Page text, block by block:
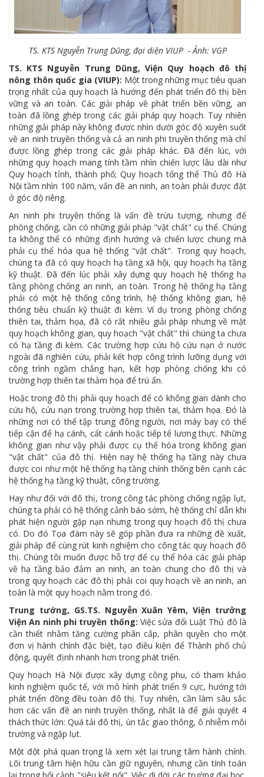
TS. KTS Nguyễn Trung Dũng, đại diện VIUP - Ảnh: VGP
TS. KTS Nguyễn Trung Dũng, Viện Quy hoạch đô thị
nông thôn quốc gia (VIUP): Một trong những mục tiêu quan
trọng nhất của quy hoạch là hướng đến phát triển đô thị bền
vững và an toàn. Các giải pháp về phát triển bền vững, an
toàn đã lồng ghép trong các giải pháp quy hoạch. Tuy nhiên
những giải pháp này không được nhìn dưới góc độ xuyên suốt
về an ninh truyền thống và cả an ninh phi truyền thống mà chỉ
được lồng ghép trong các giải pháp khác. Đã đến lúc, với
những quy hoạch mang tính tầm nhìn chiến lược lâu dài như
Quy hoạch tỉnh, thành phố; Quy hoạch tổng thể Thủ đô Hà
Nội tầm nhìn 100 năm, vấn đề an ninh, an toàn phải được đặt
ở góc độ riêng.
An ninh phi truyền thống là vấn đề trừu tượng, nhưng để
phòng chống, cần có những giải pháp "vật chất" cụ thể. Chúng
ta không thể có những định hướng và chiến lược chung mà
phải cụ thể hóa qua hệ thống "vật chất". Trong quy hoạch,
chúng ta đã có quy hoạch hạ tầng xã hội, quy hoạch hạ tầng
kỹ thuật. Đã đến lúc phải xây dựng quy hoạch hệ thống hạ
tầng phòng chống an ninh, an toàn. Trong hệ thống hạ tầng
phải có một hệ thống công trình, hệ thống không gian, hệ
thống tiêu chuẩn kỹ thuật đi kèm. Ví dụ trong phòng chống
thiên tai, thảm họa, đã có rất nhiều giải pháp nhưng về mặt
quy hoạch không gian, quy hoạch "vật chất" thì chúng ta chưa
có hạ tầng đi kèm. Các trường hợp cứu hộ cứu nạn ở nước
ngoài đã nghiên cứu, phải kết hợp công trình lưỡng dụng với
công trình ngầm chẳng hạn, kết hợp phòng chống khi có
trường hợp thiên tai thảm họa để trú ẩn.
Hoặc trong đô thị phải quy hoạch để có không gian dành cho
cứu hộ, cứu nạn trong trường hợp thiên tai, thảm họa. Đó là
những nơi có thể tập trung đông người, nơi máy bay có thể
tiếp cận để hạ cánh, cất cánh hoặc tiếp tế lương thực. Những
không gian như vậy phải được cụ thể hóa trong không gian
"vật chất" của đô thị. Hiện nay hệ thống hạ tầng này chưa
được coi như một hệ thống hạ tầng chính thống bên cạnh các
hệ thống hạ tầng kỹ thuật, công trường.
Hay như đối với đô thị, trong công tác phòng chống ngập lụt,
chúng ta phải có hệ thống cảnh báo sớm, hệ thống chỉ dẫn khi
phát hiện người gặp nạn nhưng trong quy hoạch đô thị chưa
có. Do đó Tọa đàm này sẽ góp phần đưa ra những đề xuất,
giải pháp để cùng rút kinh nghiệm cho công tác quy hoạch đô
thị. Chúng tôi muốn được hỗ trợ để cụ thể hóa các giải pháp
về hạ tầng bảo đảm an ninh, an toàn chung cho đô thị và
trong quy hoạch các đô thị phải coi quy hoạch về an ninh, an
toàn là một quy hoạch nằm trong đó.
Trung tướng, GS.TS. Nguyễn Xuân Yêm, Viện trưởng
Viện An ninh phi truyền thống: Việc sửa đổi Luật Thủ đô là
cần thiết nhằm tăng cường phân cấp, phân quyền cho một
đơn vị hành chính đặc biệt, tạo điều kiện để Thành phố chủ
động, quyết định nhanh hơn trong phát triển.
Quy hoạch Hà Nội được xây dựng công phu, có tham khảo
kinh nghiệm quốc tế, với mô hình phát triển 9 cực, hướng tới
phát triển đồng đều toàn đô thị. Tuy nhiên, cần làm sâu sắc
hơn các vấn đề an ninh truyền thống, nhất là để giải quyết 4
thách thức lớn: Quá tải đô thị, ùn tắc giao thông, ô nhiễm môi
trường và ngập lụt.
Một đột phá quan trọng là xem xét lại trung tâm hành chính.
Lõi trung tâm hiện hữu cần giữ nguyên, nhưng cần tính toán
lại trong bối cảnh "siêu kết nối". Việc di dời các trường đại học,